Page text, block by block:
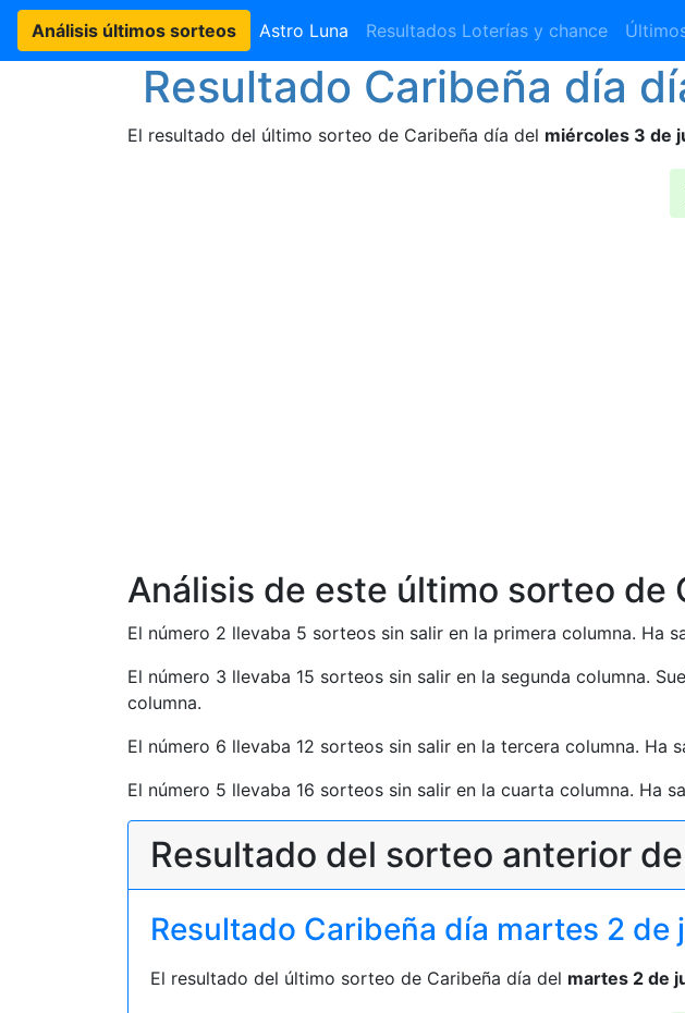
Análisis últimos sorteos Astro Luna Resultados Loterías y chance
Resultado Caribeña día
El resultado del último sorteo de Caribeña día del miércoles 3 de
Análisis de este último sorteo de
El número 2 llevaba 5 sorteos sin salir en la primera columna. Ha
El número 3 llevaba 15 sorteos sin salir en la segunda columna.
columna.
El número 6 llevaba 12 sorteos sin salir en la tercera columna. Ha
El número 5 llevaba 16 sorteos sin salir en la cuarta columna. Ha
Resultado del sorteo anterior
Resultado Caribeña día martes 2 de
El resultado del último sorteo de Caribeña día del martes 2 de